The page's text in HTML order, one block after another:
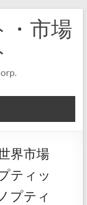
・市場
界市場
ティッ
プティ